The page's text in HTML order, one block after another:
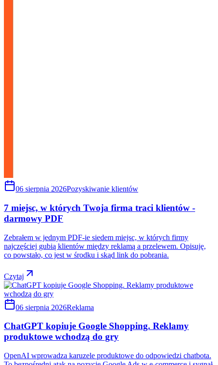
06 sierpnia 2026Pozyskiwanie klientów
7 miejsc, w których Twoja firma traci klientów -
darmowy PDF
Zebrałem w jednym PDF-ie siedem miejsc, w których firmy
najczęściej gubią klientów między reklamą a przelewem. Opisuję,
co powstało, co jest w środku i skąd link do pobrania.
Czytaj
06 sierpnia 2026Reklama
ChatGPT kopiuje Google Shopping. Reklamy
produktowe wchodzą do gry
OpenAI wprowadza karuzele produktowe do odpowiedzi chatbota.